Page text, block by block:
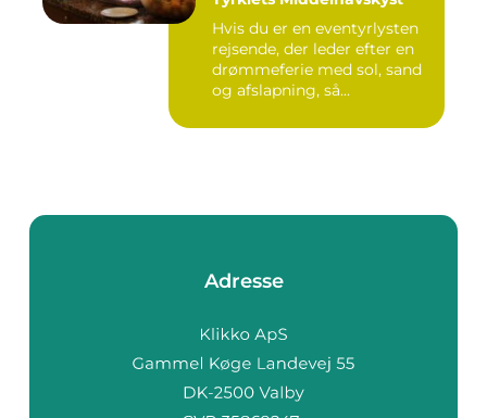
Hvis du er en eventyrlysten
rejsende, der leder efter en
drømmeferie med sol, sand
og afslapning, så...
Adresse